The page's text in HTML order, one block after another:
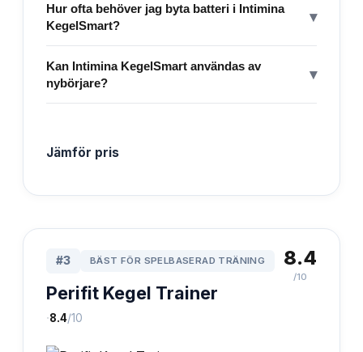
Hur ofta behöver jag byta batteri i Intimina
KegelSmart?
▾
Kan Intimina KegelSmart användas av
nybörjare?
▾
Jämför pris
#3 BÄST FÖR SPELBASERAD TRÄNING
Perifit Kegel Trainer
·8.4/10
8.4
/10